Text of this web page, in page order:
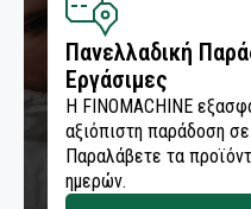
ΤΡΟΧΟΙ ΛΕΙΑΝΣΗΣ
ΜΕΤΑΔΟΣΗ ΡΕΥΜΑΤΟΣ
ΣΥΓΚΟΛΛΗΤΙΚΑ ΚΑΙ
ΒΙΟΜΗΧΑΝΙΑΣ
ΣΥΓΚΟΛΛΗΤΙΚΑ ΚΑΙ
ΟΙΚΟΔΟΜΩΝ
ΤΡΙΒΕΙΑ ΑΥΞΗΜΕΝΗΣ
ΚΑΘΑΡΙΣΜΟΣ - ΠΡΟΕΡΓΑΣΙΑ
ΜΟΝΩΣΗ ΚΑΙ ΜΑΣΚΑΡΙΣΜΑ
ΣΥΓΚΟΛΛΗΤΙΚΑ ΚΑΙ
ΣΥΝΤΗΡΗΣΗ & ΚΑΘΑΡΙΣΜΟΣ
ΒΑΦΗΣ
ΦΟΥΡΝΟΣ ΒΑΦΗΣ
ΑΛΟΙΦΑΔΟΡΟΙ ΓΥΑΛΙΣΜΑΤΟΣ
ΔΙΣΚΟΙ ΚΑΘΑΡΙΣΜΟΥ
ΣΠΡΕΙ ΤΕΧΝΙΚΑ
ΑΠΟΡΡΟΦΗΣΗ ΣΚΟΝΗΣ
ΕΙΔΗ ΣΥΝΕΡΓΕΙΟΥ
ΕΞΑΡΤΗΜΑΤΑ
ΟΙΚΟΔΟΜΗ - ΚΑΤΑΣΚΕΥΕΣ
Πανελλαδική
Εργάσιμες
Η FINOMACHINE
αξιόπιστη παράδοση
Παραλάβετε τα
ημερών.